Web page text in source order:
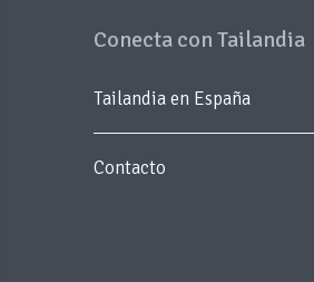
Conecta con Tailandia
Tailandia en España
Contacto